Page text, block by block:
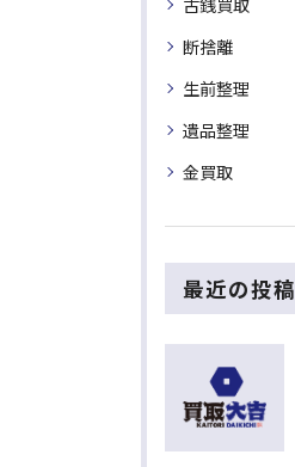
古銭買取
断捨離
生前整理
遺品整理
金買取
最近の投稿